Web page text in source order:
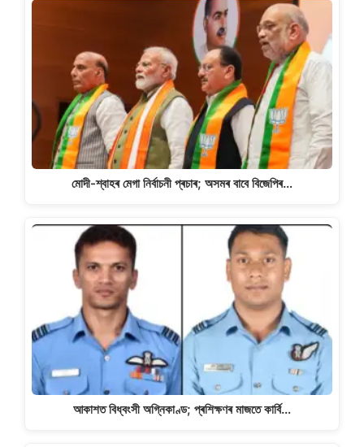
মোদী-শ্বাহৰ মেগা নিৰ্বাচনী প্ৰচাৰ; অসমৰ বাবে বিজেপিৰ…
আকাশত বিধ্বংসী অগ্নিকাণ্ড; প্ৰশিক্ষণৰ মাজতে কাৰ্বি…